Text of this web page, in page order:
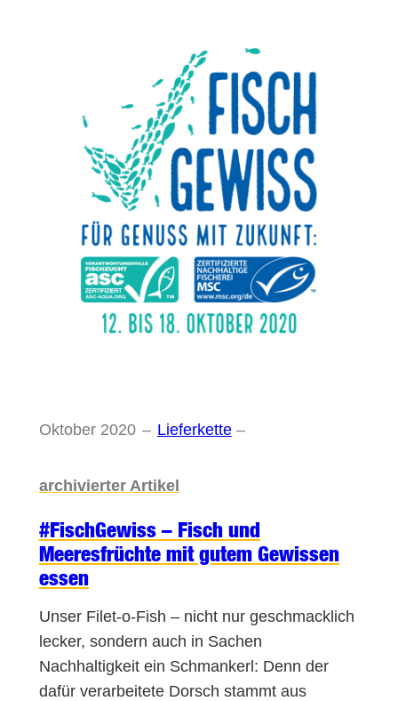
Oktober 2020 – Lieferkette–
archivierter Artikel
#FischGewiss – Fisch und
Meeresfrüchte mit gutem Gewissen
essen
Unser Filet-o-Fish – nicht nur geschmacklich
lecker, sondern auch in Sachen
Nachhaltigkeit ein Schmankerl: Denn der
dafür verarbeitete Dorsch stammt aus